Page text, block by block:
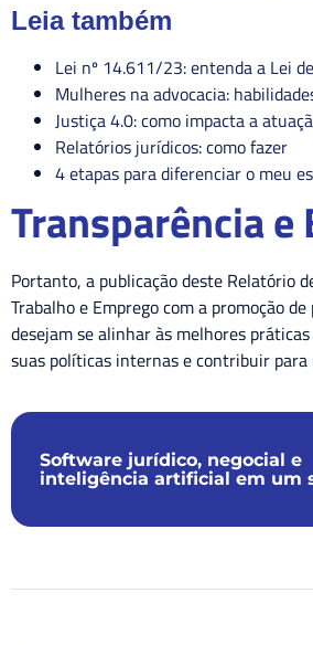
Leia também
Lei nº 14.611/23: entenda a Lei
Mulheres na advocacia:
Justiça 4.0: como impacta a
Relatórios jurídicos: como fazer
4 etapas para diferenciar o meu
Transparência
Portanto, a publicação deste Relatório
Trabalho e Emprego com a promoção
desejam se alinhar às melhores
suas políticas internas e contribuir
Software jurídico, negocial e
inteligência artificial em um